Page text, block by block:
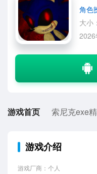
角色
大小
游戏首页 索尼克exe
游戏介绍
游戏厂商：个人